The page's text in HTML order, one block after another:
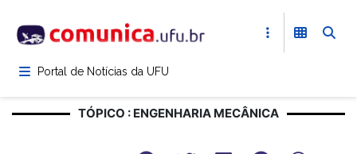
para
conteúdoPortal de Notícias da UFU
TÓPICO : ENGENHARIA MECÂNICA